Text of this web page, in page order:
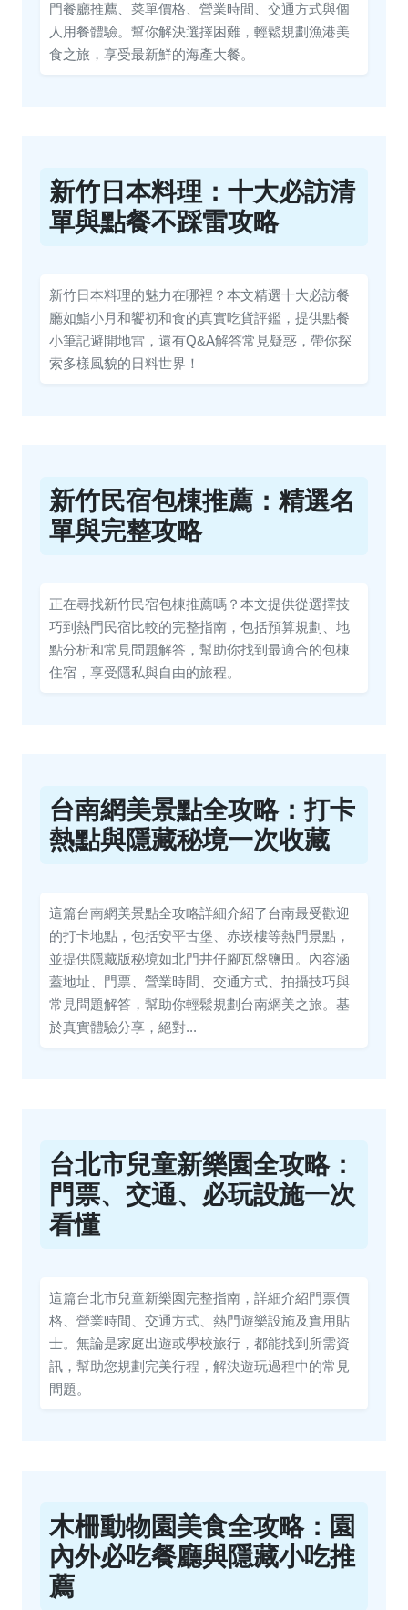
門餐廳推薦、菜單價格、營業時間、交通方式與個
人用餐體驗。幫你解決選擇困難，輕鬆規劃漁港美
食之旅，享受最新鮮的海產大餐。
新竹日本料理：十大必訪清
單與點餐不踩雷攻略
新竹日本料理的魅力在哪裡？本文精選十大必訪餐
廳如鮨小月和饗初和食的真實吃貨評鑑，提供點餐
小筆記避開地雷，還有Q&A解答常見疑惑，帶你探
索多樣風貌的日料世界！
新竹民宿包棟推薦：精選名
單與完整攻略
正在尋找新竹民宿包棟推薦嗎？本文提供從選擇技
巧到熱門民宿比較的完整指南，包括預算規劃、地
點分析和常見問題解答，幫助你找到最適合的包棟
住宿，享受隱私與自由的旅程。
台南網美景點全攻略：打卡
熱點與隱藏秘境一次收藏
這篇台南網美景點全攻略詳細介紹了台南最受歡迎
的打卡地點，包括安平古堡、赤崁樓等熱門景點，
並提供隱藏版秘境如北門井仔腳瓦盤鹽田。內容涵
蓋地址、門票、營業時間、交通方式、拍攝技巧與
常見問題解答，幫助你輕鬆規劃台南網美之旅。基
於真實體驗分享，絕對...
台北市兒童新樂園全攻略：
門票、交通、必玩設施一次
看懂
這篇台北市兒童新樂園完整指南，詳細介紹門票價
格、營業時間、交通方式、熱門遊樂設施及實用貼
士。無論是家庭出遊或學校旅行，都能找到所需資
訊，幫助您規劃完美行程，解決遊玩過程中的常見
問題。
木柵動物園美食全攻略：園
內外必吃餐廳與隱藏小吃推
薦